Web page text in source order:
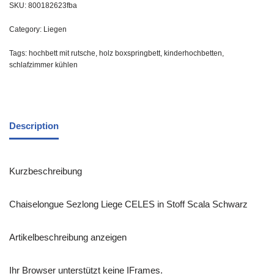
SKU: 800182623fba
Category: Liegen
Tags: hochbett mit rutsche, holz boxspringbett, kinderhochbetten,
schlafzimmer kühlen
Description
Kurzbeschreibung
Chaiselongue Sezlong Liege CELES in Stoff Scala Schwarz
Artikelbeschreibung anzeigen
Ihr Browser unterstützt keine IFrames.